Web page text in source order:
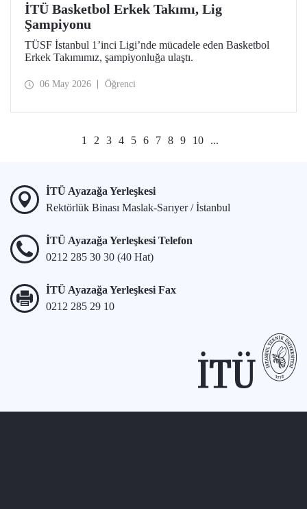
İTÜ Basketbol Erkek Takımı, Lig
Şampiyonu
TÜSF İstanbul 1’inci Ligi’nde mücadele eden Basketbol
Erkek Takımımız, şampiyonluğa ulaştı.
06 May 2026 Öğrenci
1 2 3 4 5 6 7 8 9 10 ...
İTÜ Ayazağa Yerleşkesi
Rektörlük Binası Maslak-Sarıyer / İstanbul
İTÜ Ayazağa Yerleşkesi Telefon
0212 285 30 30 (40 Hat)
İTÜ Ayazağa Yerleşkesi Fax
0212 285 29 10